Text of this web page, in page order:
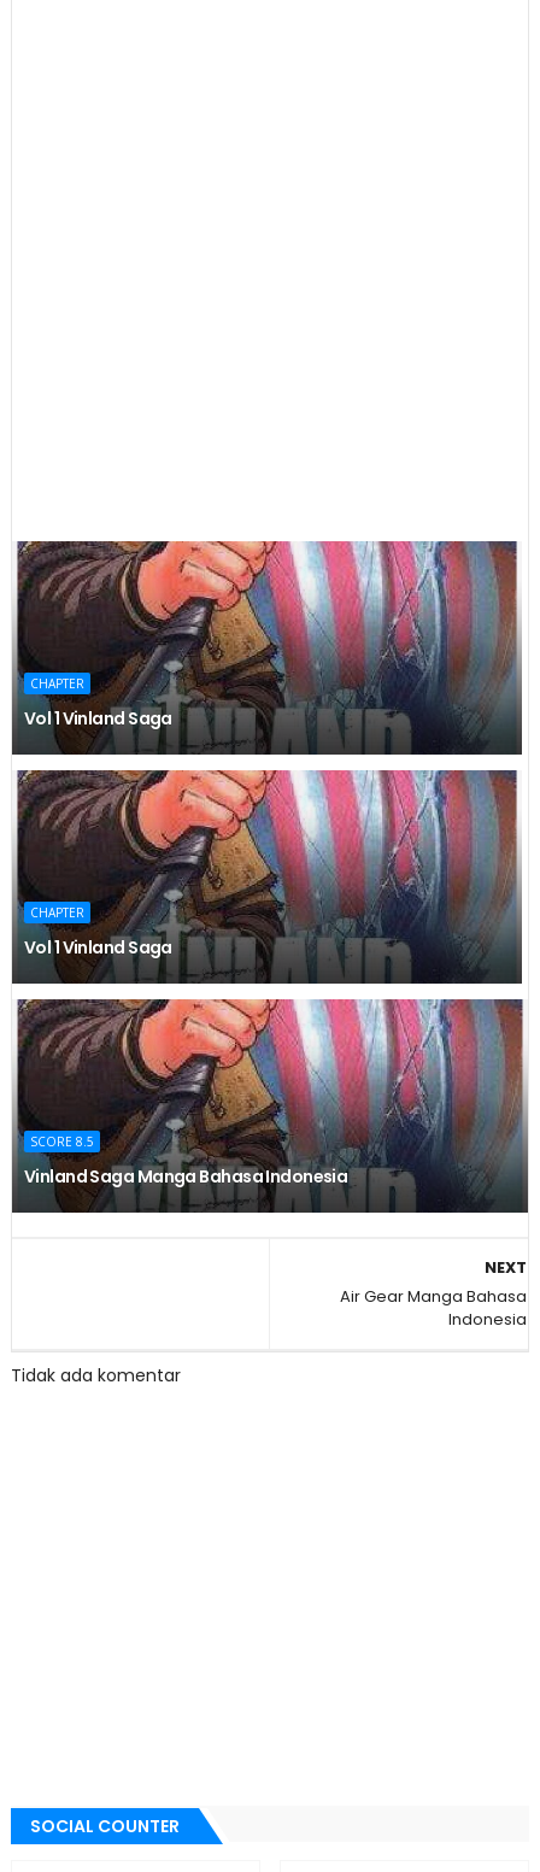
CHAPTER
Vol 1 Vinland Saga
CHAPTER
Vol 1 Vinland Saga
SCORE 8.5
Vinland Saga Manga Bahasa Indonesia
NEXT
Air Gear Manga Bahasa
Indonesia
Tidak ada komentar
SOCIAL COUNTER